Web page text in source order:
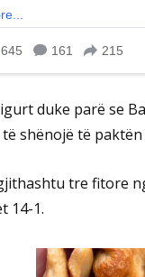
duke parë se
shënojë të
tre fitore
14-1.